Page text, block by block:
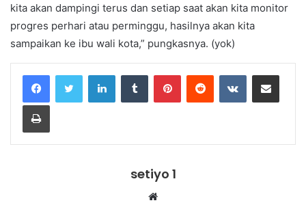
kita akan dampingi terus dan setiap saat akan kita monitor
progres perhari atau perminggu, hasilnya akan kita
sampaikan ke ibu wali kota,” pungkasnya. (yok)
LinkedInTumblr PinterestReddit VKontakteShare via Email
Print
setiyo 1
Website